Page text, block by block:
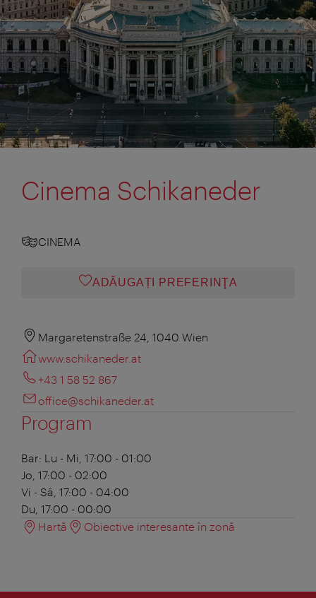
Cinema Schikaneder
CINEMA
ADĂUGAȚI PREFERINŢA
Margaretenstraße 24, 1040 Wien
www.schikaneder.at
+43 1 58 52 867
office@schikaneder.at
Program
Bar: Lu - Mi, 17:00 - 01:00
Jo, 17:00 - 02:00
Vi - Sâ, 17:00 - 04:00
Du, 17:00 - 00:00
Hartă
Obiective interesante în zonă